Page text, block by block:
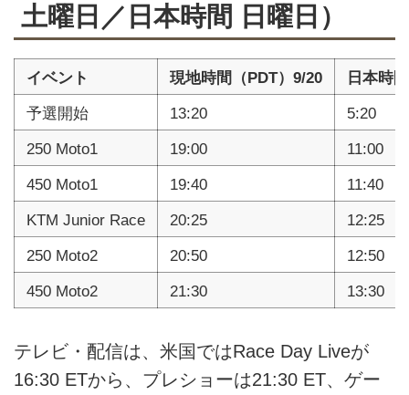
土曜日／日本時間 日曜日）
イベント 現地時間（PDT）9/20
日本時
予選開始
13:20
5:20
250 Moto1
19:00
11:00
450 Moto1
19:40
11:40
KTM Junior Race
20:25
12:25
250 Moto2
20:50
12:50
450 Moto2
21:30 13:30
テレビ・配信は、米国ではRace Day Liveが
16:30 ETから、プレショーは21:30 ET、ゲー